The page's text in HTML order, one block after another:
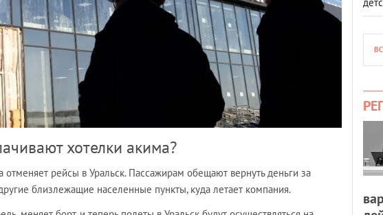
хотелки акима?
отменяет рейсы в Уральск. Пассажирам обещают вернуть деньги за
близлежащие населенные пункты, куда летает компания.